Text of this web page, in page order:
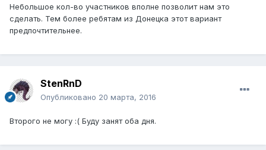
Небольшое кол-во участников вполне позволит нам это
сделать. Тем более ребятам из Донецка этот вариант
предпочтительнее.
StenRnD
Опубликовано 20 марта, 2016
Второго не могу :( Буду занят оба дня.